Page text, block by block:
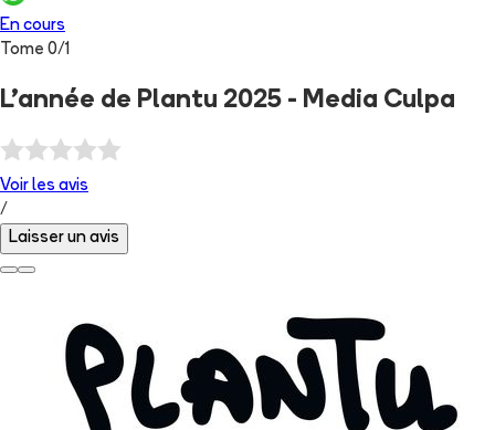
En cours
Tome 0/1
L'année de Plantu 2025 - Media Culpa
Voir les avis
/
Laisser un avis